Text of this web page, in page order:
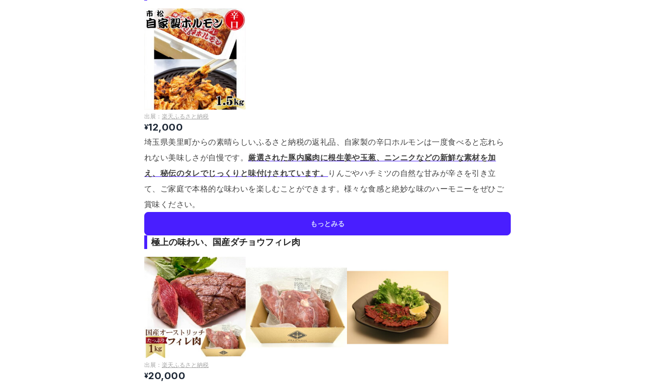
出展： 楽天ふるさと納税
¥12,000
埼玉県美里町からの素晴らしいふるさと納税の返礼品、自家製の辛口ホルモンは一度食べると忘れら
れない美味しさが自慢です。 厳選された豚内臓肉に根生姜や玉葱、ニンニクなどの新鮮な素材を加
え、秘伝のタレでじっくりと味付けされています。
りんごやハチミツの自然な甘みが辛さを引き立
て、ご家庭で本格的な味わいを楽しむことができます。 様々な食感と絶妙な味のハーモニーをぜひご
賞味ください。
もっとみる
極上の味わい、国産ダチョウフィレ肉
出展： 楽天ふるさと納税
¥20,000